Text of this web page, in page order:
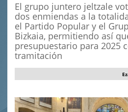
El grupo juntero jeltzale
dos enmiendas a la
el Partido Popular y el
Bizkaia, permitiendo así
presupuestario para 2025
tramitación